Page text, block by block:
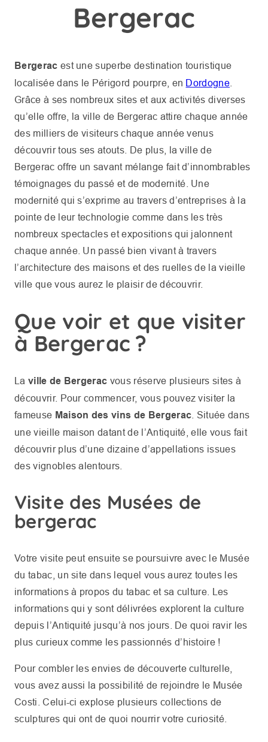
Bergerac
Bergerac est une superbe destination touristique
localisée dans le Périgord pourpre, en Dordogne
Grâce à ses nombreux sites et aux activités diverses
qu’elle offre, la ville de Bergerac attire chaque année
des milliers de visiteurs chaque année venus
découvrir tous ses atouts. De plus, la ville de
Bergerac offre un savant mélange fait d’innombrables
témoignages du passé et de modernité. Une
modernité qui s’exprime au travers d’entreprises à la
pointe de leur technologie comme dans les très
nombreux spectacles et expositions qui jalonnent
chaque année. Un passé bien vivant à travers
l’architecture des maisons et des ruelles de la vieille
ville que vous aurez le plaisir de découvrir.
Que voir et que visiter
à Bergerac ?
La ville de Bergerac vous réserve plusieurs sites à
découvrir. Pour commencer, vous pouvez visiter la
fameuse Maison des vins de Bergerac . Située dans
une vieille maison datant de l’Antiquité, elle vous fait
découvrir plus d’une dizaine d’appellations issues
des vignobles alentours.
Visite des Musées de
bergerac
Votre visite peut ensuite se poursuivre avec le Musée
du tabac, un site dans lequel vous aurez toutes les
informations à propos du tabac et sa culture. Les
informations qui y sont délivrées explorent la culture
depuis l’Antiquité jusqu’à nos jours. De quoi ravir les
plus curieux comme les passionnés d’histoire !
Pour combler les envies de découverte culturelle,
vous avez aussi la possibilité de rejoindre le Musée
Costi. Celui-ci explose plusieurs collections de
sculptures qui ont de quoi nourrir votre curiosité.